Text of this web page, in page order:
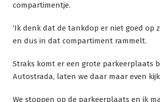
compartimentje.
‘Ik denk dat de tankdop er niet goed op
en dus in dat compartiment rammelt.
Straks komt er een grote parkeerplaats
Autostrada, laten we daar maar even
We stoppen op de parkeerplaats en ik